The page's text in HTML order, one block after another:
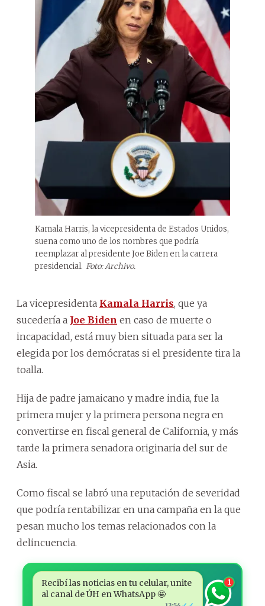
Kamala Harris, la vicepresidenta de Estados Unidos,
suena como uno de los nombres que podría
reemplazar al presidente Joe Biden en la carrera
presidencial. Foto: Archivo.
La vicepresidenta Kamala Harris, que ya
sucedería a Joe Biden en caso de muerte o
incapacidad, está muy bien situada para ser la
elegida por los demócratas si el presidente tira la
toalla.
Hija de padre jamaicano y madre india, fue la
primera mujer y la primera persona negra en
convertirse en fiscal general de California, y más
tarde la primera senadora originaria del sur de
Asia.
Como fiscal se labró una reputación de severidad
que podría rentabilizar en una campaña en la que
pesan mucho los temas relacionados con la
delincuencia.
Recibí las noticias en tu celular, unite
al canal de ÚH en WhatsApp 🤩
1